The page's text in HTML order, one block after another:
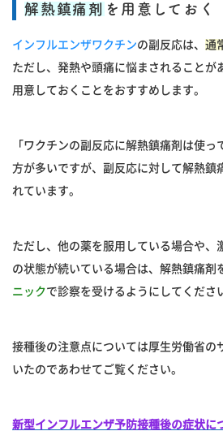
解熱鎮痛剤 を用意しておく
インフルエンザワクチンの副反応は、 通
ただし、発熱や頭痛に悩まされることが
用意しておくことをおすすめします。
「ワクチンの副反応に解熱鎮痛剤は使っ
方が多いですが、副反応に対して解熱鎮
れています。
ただし、他の薬を服用している場合や、
の状態が続いている場合は、解熱鎮痛剤
ニックで診察を受けるようにしてくださ
接種後の注意点については厚生労働省の
いたのであわせてご覧ください。
新型インフルエンザ予防接種後の症状に